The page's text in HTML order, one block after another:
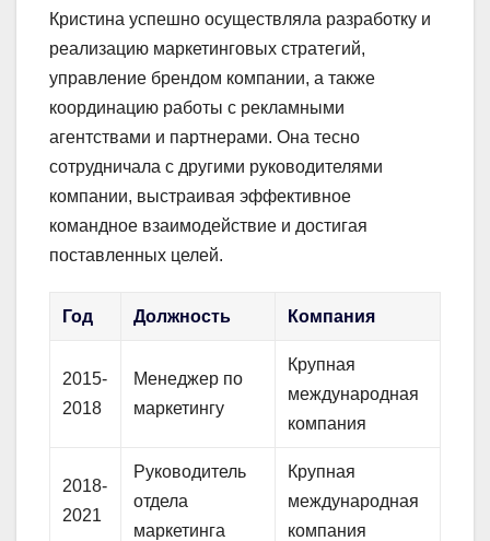
Кристина успешно осуществляла разработку и
реализацию маркетинговых стратегий,
управление брендом компании, а также
координацию работы с рекламными
агентствами и партнерами. Она тесно
сотрудничала с другими руководителями
компании, выстраивая эффективное
командное взаимодействие и достигая
поставленных целей.
Год Должность Компания
2015-
2018
Менеджер по
маркетингу
Крупная
международная
компания
2018-
2021
Руководитель
отдела
маркетинга
Крупная
международная
компания